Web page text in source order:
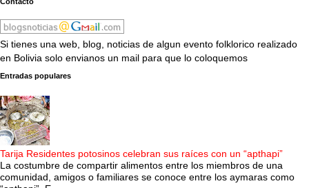
Si tienes una web, blog, noticias de algun evento folklorico realizado
en Bolivia solo envianos un mail para que lo coloquemos
Entradas populares
Tarija Residentes potosinos celebran sus raíces con un “apthapi”
La costumbre de compartir alimentos entre los miembros de una
comunidad, amigos o familiares se conoce entre los aymaras como